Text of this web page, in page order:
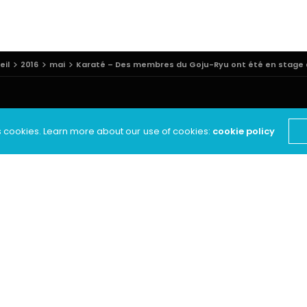
2016 mai Karaté – Des membres du Goju-Ryu ont été en stage
cookies. Learn more about our use of cookies: cookie policy